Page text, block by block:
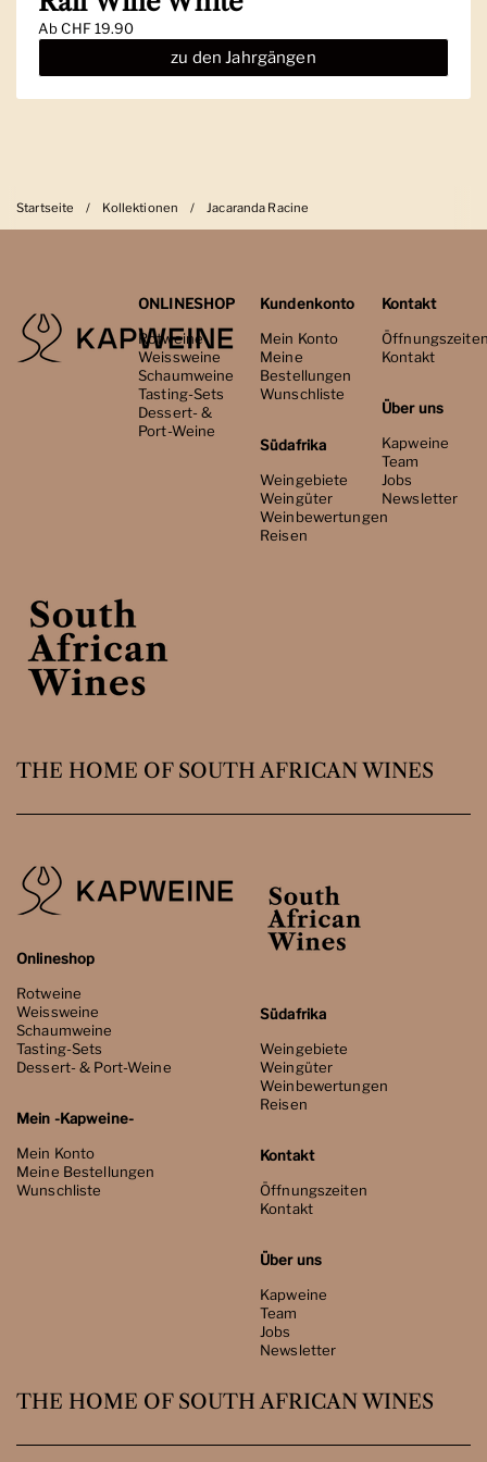
AbCHF 19.90
zu den Jahrgängen
Startseite / Kollektionen / Jacaranda Racine
ONLINESHOP
Rotweine
Weissweine
Schaumweine
Tasting-Sets
Dessert- &
Port-Weine
Kundenkonto
Mein Konto
Meine
Bestellungen
Wunschliste
Südafrika
Weingebiete
Weingüter
Weinbewertungen
Reisen
Kontakt
Kontakt
Über uns
Kapweine
Team
Jobs
Newsletter
THE HOME OF SOUTH AFRICAN WINES
Onlineshop
Rotweine
Weissweine
Schaumweine
Tasting-Sets
Dessert- & Port-Weine
Mein -Kapweine-
Mein Konto
Meine Bestellungen
Wunschliste
Südafrika
Weingebiete
Weingüter
Weinbewertungen
Reisen
Kontakt
Öffnungszeiten
Kontakt
Über uns
Kapweine
Team
Jobs
Newsletter
THE HOME OF SOUTH AFRICAN WINES